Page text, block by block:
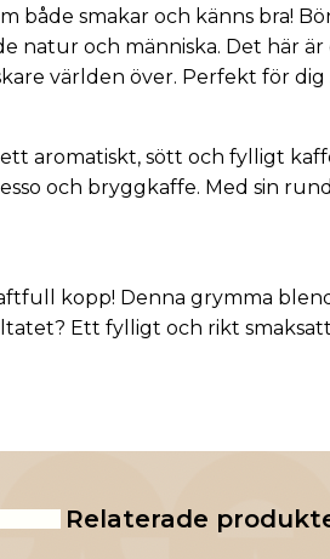
både smakar och känns bra!
natur och människa. Det här
världen över. Perfekt för
aromatiskt, sött och fylligt
och bryggkaffe. Med sin
kopp! Denna grymma
Ett fylligt och rikt
Relaterade